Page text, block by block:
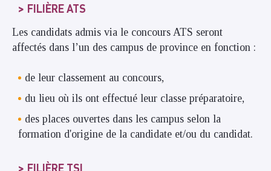
FILIÈRE ATS
Les candidats admis via le concours ATS seront
affectés dans l’un des campus de province en fonction :
de leur classement au concours,
du lieu où ils ont effectué leur classe préparatoire,
des places ouvertes dans les campus selon la
formation d'origine de la candidate et/ou du candidat.
FILIÈRE TSI